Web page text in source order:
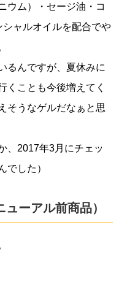
ウム）・セージ油・コ
ャルオイルを配合でや
るんですが、夏休みに
くことも今後増えてく
そうなゲルだなぁと思
、2017年3月にチェッ
でした）
ーアル前商品）